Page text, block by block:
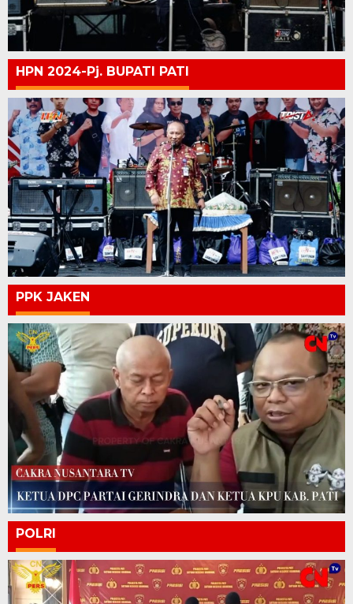
HPN 2024-Pj. BUPATI PATI
PPK JAKEN
POLRI